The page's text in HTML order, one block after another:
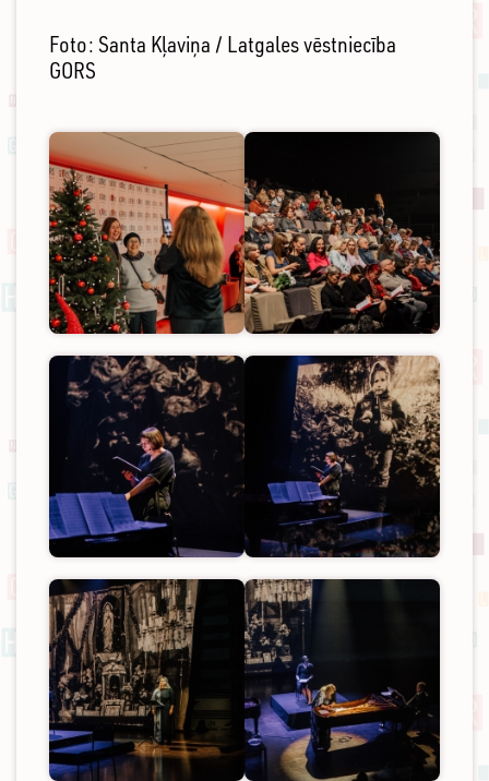
Foto: Santa Kļaviņa / Latgales vēstniecība
GORS